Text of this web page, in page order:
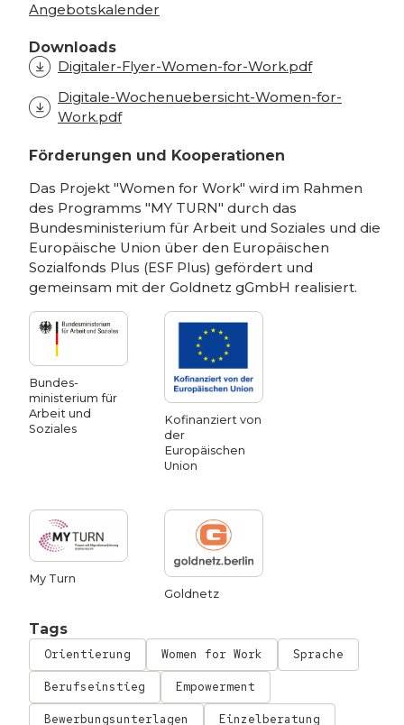
Angebotskalender
Downloads
Digitaler-Flyer-Women-for-Work.pdf
Digitale-Wochenuebersicht-Women-for-
Work.pdf
Förderungen und Kooperationen
Das Projekt "Women for Work" wird im Rahmen
des Programms "MY TURN" durch das
Bundesministerium für Arbeit und Soziales und die
Europäische Union über den Europäischen
Sozialfonds Plus (ESF Plus) gefördert und
gemeinsam mit der Goldnetz gGmbH realisiert.
Bundes­
ministerium für
Arbeit und
Soziales
Kofinanziert von
der
Europäischen
Union
My Turn
Goldnetz
Tags
Orientierung Women for Work Sprache
Berufseinstieg Empowerment
Bewerbungsunterlagen Einzelberatung